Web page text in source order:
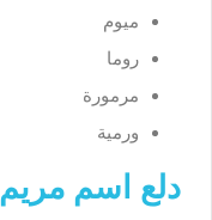
ميوم
روما
مرمورة
ورمية
دلع اسم مريم